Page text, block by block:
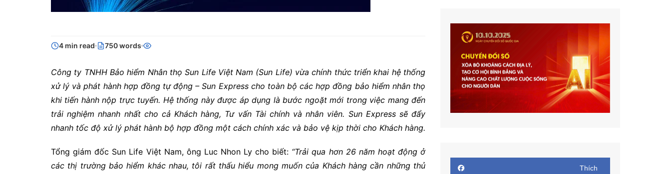
4 min read 750 words
Công ty TNHH Bảo hiểm Nhân thọ Sun Life Việt Nam (Sun Life) vừa chính thức triển khai hệ thống
xử lý và phát hành hợp đồng tự động – Sun Express cho toàn bộ các hợp đồng bảo hiểm nhân thọ
khi tiến hành nộp trực tuyến. Hệ thống này được áp dụng là bước ngoặt mới trong việc mang đến
trải nghiệm nhanh nhất cho cả Khách hàng, Tư vấn Tài chính và nhân viên. Sun Express sẽ đẩy
nhanh tốc độ xử lý phát hành bộ hợp đồng một cách chính xác và bảo vệ kịp thời cho Khách hàng.
Tổng giám đốc Sun Life Việt Nam, ông Luc Nhon Ly cho biết: “Trải qua hơn 26 năm hoạt động ở
các thị trường bảo hiểm khác nhau, tôi rất thấu hiểu mong muốn của Khách hàng cần những thủ
Thích